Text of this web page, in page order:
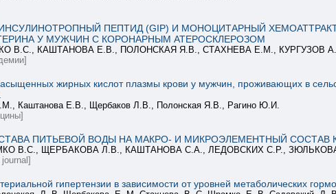
ПЕПТИД (GIP) И МОНОЦИТАРНЫЙ
У МУЖЧИН С КОРОНАРНЫМ АТЕРОСКЛЕРОЗОМ
В.С., КАШТАНОВА Е.В., ПОЛОНСКАЯ Я.В., СТАХНЕВА Е.М., КУРГУЗОВ
жирных кислот плазмы крови у мужчин, проживающих в
Каштанова Е.В., Щербаков Л.В., Полонская Я.В., Рагино Ю.И.
ПИТЬЕВОЙ ВОДЫ НА МАКРО- И МИКРОЭЛЕМЕНТНЫЙ
В.С., ЩЕРБАКОВА Л.В., КАШТАНОВА С.А., ЛЕДОВСКИХ С.Р.,
гипертензии в зависимости от уровней метаболических